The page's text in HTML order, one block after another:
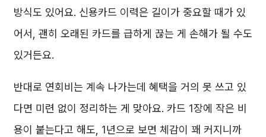
방식도 있어요. 신용카드 이력은 길이가 중요할 때가 있
어서, 괜히 오래된 카드를 급하게 끊는 게 손해가 될 수도
있거든요.
반대로 연회비는 계속 나가는데 혜택을 거의 못 쓰고 있
다면 미련 없이 정리하는 게 맞아요. 카드 1장에 작은 비
용이 붙는다고 해도, 1년으로 보면 체감이 꽤 커지니까